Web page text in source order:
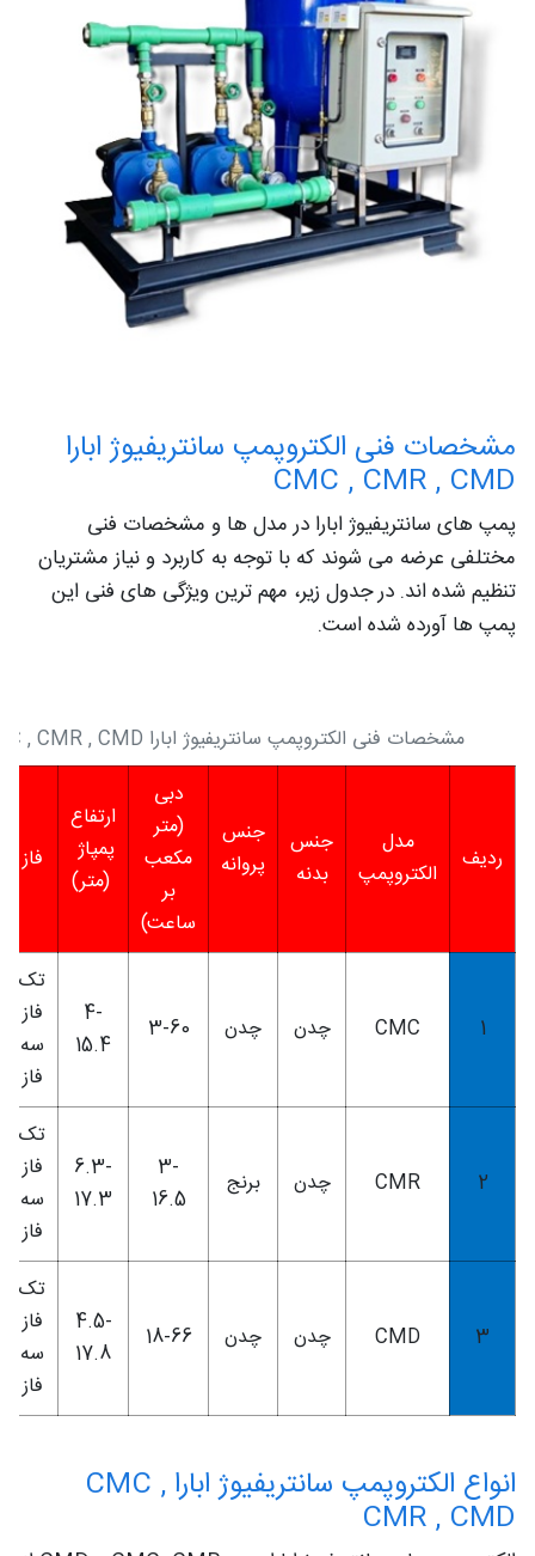
مشخصات فنی الکتروپمپ سانتریفیوژ ابارا
CMC , CMR , CMD
پمپ های سانتریفیوژ ابارا در مدل ها و مشخصات فنی
مختلفی عرضه می شوند که با توجه به کاربرد و نیاز مشتریان
تنظیم شده اند. در جدول زیر، مهم ترین ویژگی های فنی این
پمپ ها آورده شده است.
مشخصات فنی الکتروپمپ سانتریفیوژ ابارا CMC , CMR , CMD
ردیف
مدل
الکتروپمپ
جنس
بدنه
جنس
پروانه
دبی
(متر
مکعب
بر
ساعت)
ارتفاع
پمپاژ
(متر)
فاز
1
CMC چدن چدن 3-60
4-
15.4
تک
فاز
سه
فاز
2
CMR چدن برنج
3-
16.5
6.3-
17.3
تک
فاز
سه
فاز
3
CMD چدن چدن 18-66
4.5-
17.8
تک
فاز
سه
فاز
انواع الکتروپمپ سانتریفیوژ ابارا CMC ,
CMR , CMD